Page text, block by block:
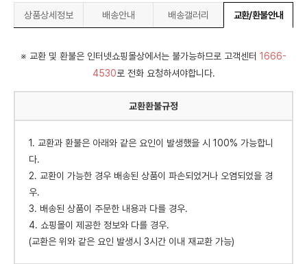
상품상세정보 배송안내 배송갤러리 교환/환불안내
※ 교환 및 환불은 인터넷쇼핑몰상에서는 불가능하므로 고객센터 1666-
4530로 전화 요청하셔야합니다.
교환환불규정
1. 교환과 환불은 아래와 같은 요인이 발생했을 시 100% 가능합니
다.
2. 교환이 가능한 경우 배송된 상품이 파손되었거나 오염되었을 경
우.
3. 배송된 상품이 주문한 내용과 다를 경우.
4. 쇼핑몰이 제공한 정보와 다를 경우.
(교환은 위와 같은 요인 발생시 3시간 이내 재교환 가능)